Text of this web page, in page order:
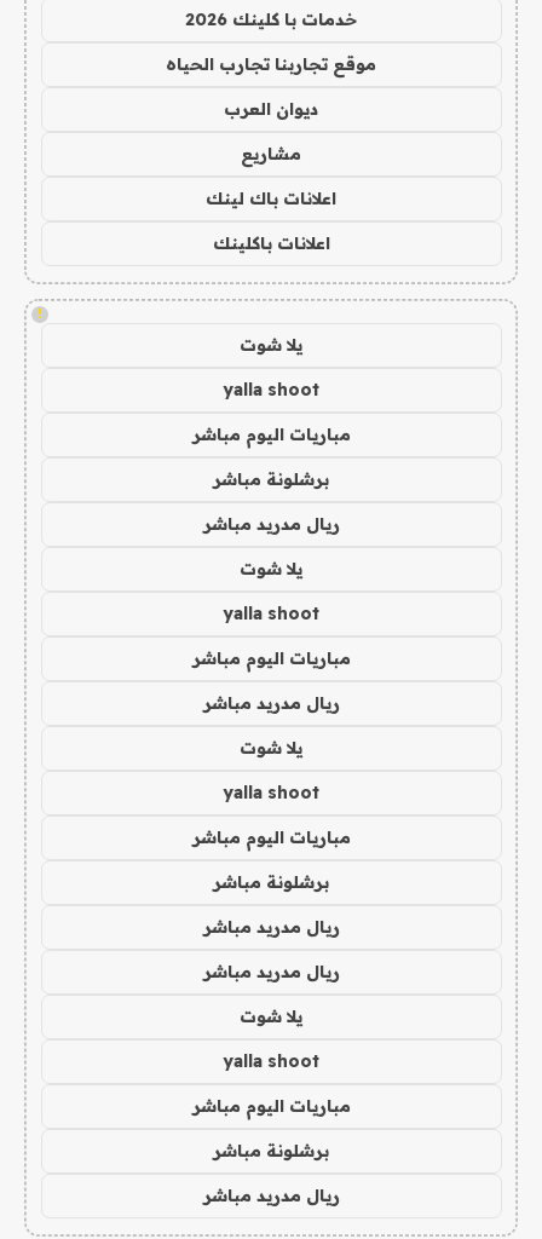
خدمات با كلينك 2026
موقع تجاربنا تجارب الحياه
ديوان العرب
مشاريع
اعلانات باك لينك
اعلانات باكلينك
!
يلا شوت
yalla shoot
مباريات اليوم مباشر
برشلونة مباشر
ريال مدريد مباشر
يلا شوت
yalla shoot
مباريات اليوم مباشر
ريال مدريد مباشر
يلا شوت
yalla shoot
مباريات اليوم مباشر
برشلونة مباشر
ريال مدريد مباشر
ريال مدريد مباشر
يلا شوت
yalla shoot
مباريات اليوم مباشر
برشلونة مباشر
ريال مدريد مباشر